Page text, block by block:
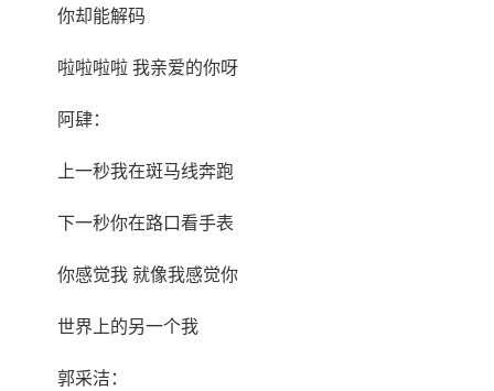
你却能解码
啦啦啦啦 我亲爱的你呀
阿肆：
上一秒我在斑马线奔跑
下一秒你在路口看手表
你感觉我 就像我感觉你
世界上的另一个我
郭采洁：